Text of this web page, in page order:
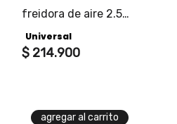
freidora de aire 2.5
Universal
$ 214.900
agregar al carrito